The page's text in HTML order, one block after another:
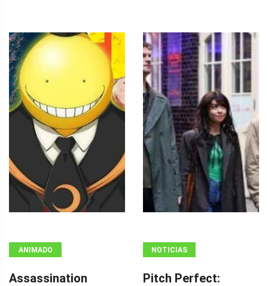
ANIMADO
Assassination
NOTICIAS
Pitch Perfect: